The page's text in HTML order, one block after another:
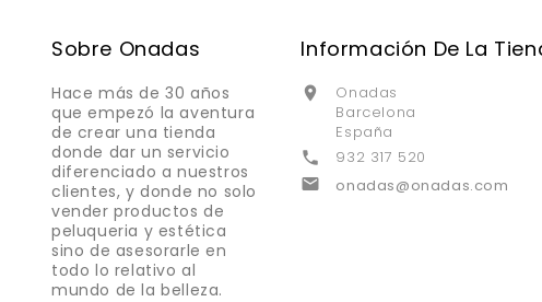
Sobre Onadas
Hace más de 30 años
que empezó la aventura
de crear una tienda
donde dar un servicio
diferenciado a nuestros
clientes, y donde no solo
vender productos de
peluqueria y estética
sino de asesorarle en
todo lo relativo al
mundo de la belleza.
Información De La

Onadas
Barcelona
España
 932 317 520
 onadas@onadas.com